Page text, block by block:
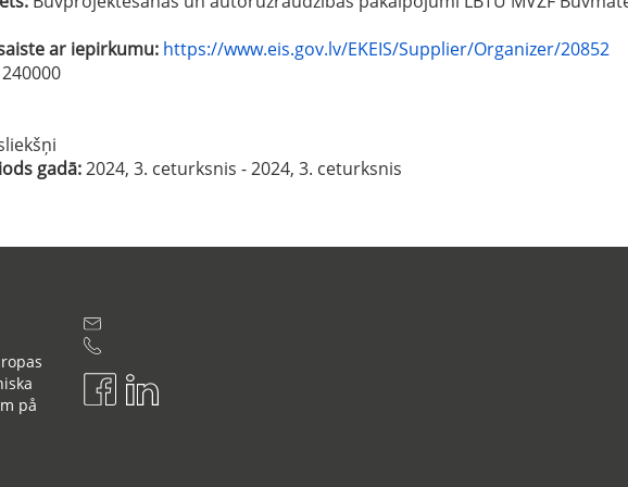
ar iepirkumu: https://www.eis.gov.lv/EKEIS/Supplier/Organizer/20852
gadā:2024, 3. ceturksnis - 2024, 3. ceturksnis
på